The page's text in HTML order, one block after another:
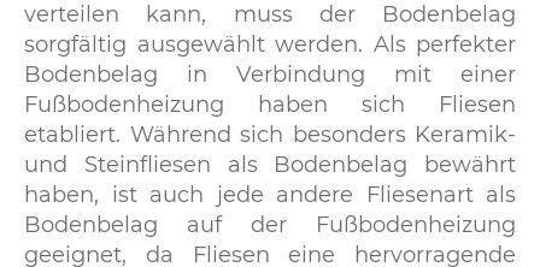
verteilen kann, muss der Bodenbelag
sorgfältig ausgewählt werden. Als perfekter
Bodenbelag in Verbindung mit einer
Fußbodenheizung haben sich Fliesen
etabliert. Während sich besonders Keramik-
und Steinfliesen als Bodenbelag bewährt
haben, ist auch jede andere Fliesenart als
Bodenbelag auf der Fußbodenheizung
geeignet, da Fliesen eine hervorragende